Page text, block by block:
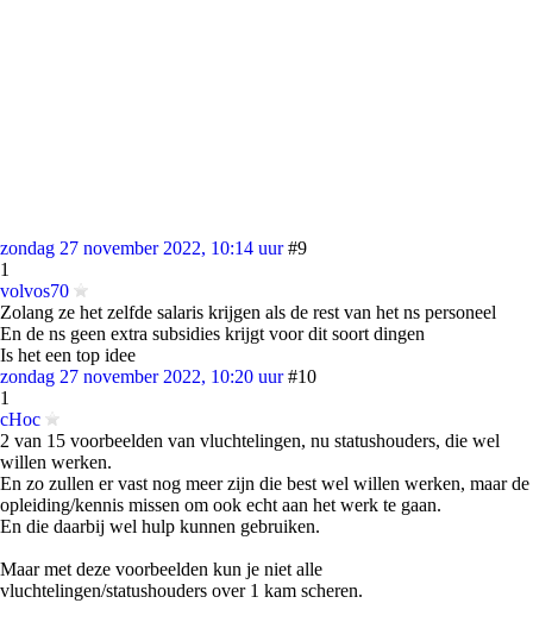
zondag 27 november 2022, 10:14 uur #9
1
volvos70
Zolang ze het zelfde salaris krijgen als de rest van het ns personeel
En de ns geen extra subsidies krijgt voor dit soort dingen
Is het een top idee
zondag 27 november 2022, 10:20 uur #10
1
cHoc
2 van 15 voorbeelden van vluchtelingen, nu statushouders, die wel
willen werken.
En zo zullen er vast nog meer zijn die best wel willen werken, maar de
opleiding/kennis missen om ook echt aan het werk te gaan.
En die daarbij wel hulp kunnen gebruiken.
Maar met deze voorbeelden kun je niet alle
vluchtelingen/statushouders over 1 kam scheren.